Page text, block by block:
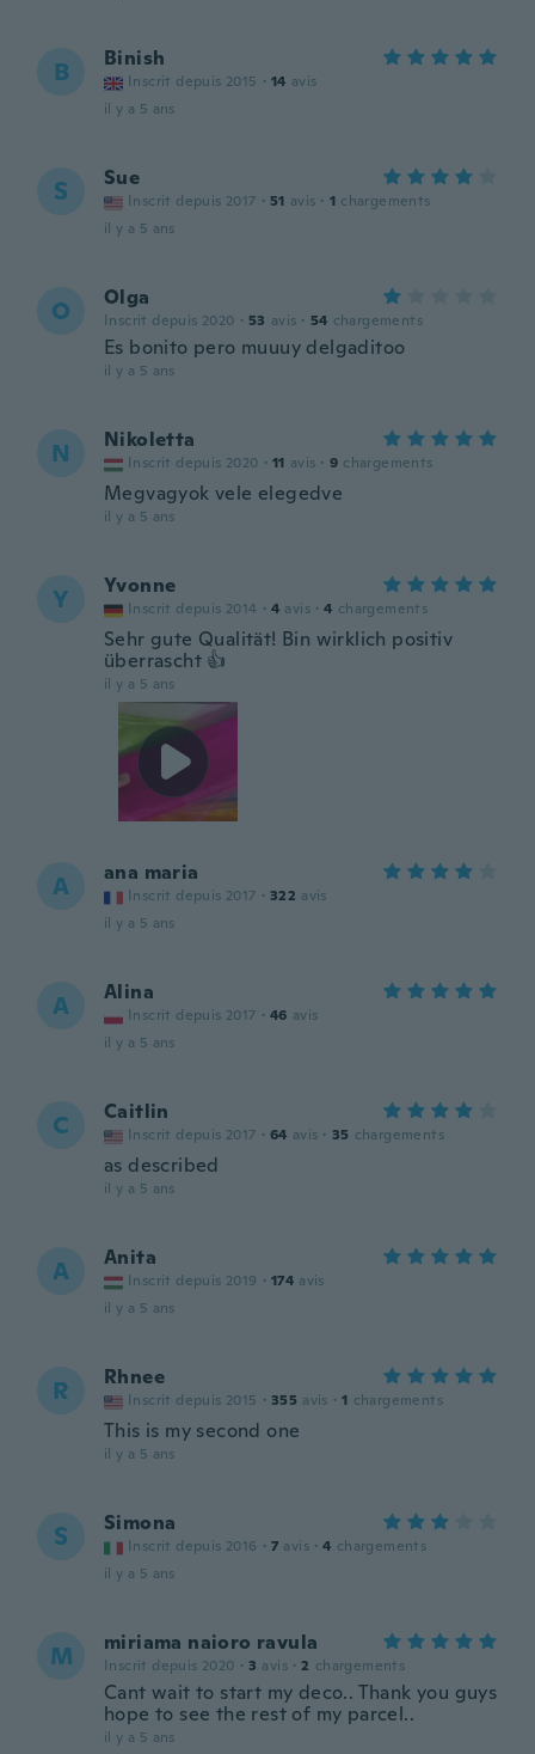
B Binish
Inscrit depuis 2015 · 14 avis
il y a 5 ans
S Sue
Inscrit depuis 2017 · 51 avis · 1 chargements
il y a 5 ans
O Olga
Inscrit depuis 2020 · 53 avis · 54 chargements
Es bonito pero muuuy delgaditoo
il y a 5 ans
N Nikoletta
Inscrit depuis 2020 · 11 avis · 9 chargements
Megvagyok vele elegedve
il y a 5 ans
Y Yvonne
Inscrit depuis 2014 · 4 avis · 4 chargements
Sehr gute Qualität! Bin wirklich positiv
überrascht 👍
il y a 5 ans
A ana maria
Inscrit depuis 2017 · 322 avis
il y a 5 ans
A Alina
Inscrit depuis 2017 · 46 avis
il y a 5 ans
C Caitlin
Inscrit depuis 2017 · 64 avis · 35 chargements
as described
il y a 5 ans
A Anita
Inscrit depuis 2019 · 174 avis
il y a 5 ans
R Rhnee
Inscrit depuis 2015 · 355 avis · 1 chargements
This is my second one
il y a 5 ans
S Simona
Inscrit depuis 2016 · 7 avis · 4 chargements
il y a 5 ans
M miriama naioro ravula
Inscrit depuis 2020 · 3 avis · 2 chargements
Cant wait to start my deco.. Thank you guys
hope to see the rest of my parcel..
il y a 5 ans